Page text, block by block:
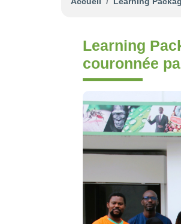
Learning
couronnée